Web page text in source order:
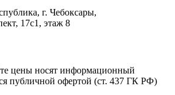
г. Чебоксары,
17с1, этаж 8
цены носят информационный
публичной офертой (ст. 437 ГК РФ)